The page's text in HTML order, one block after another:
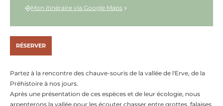
Partez à la rencontre des chauve-souris de la vallée de l'Erve, de la
Préhistoire à nos jours.
Après une présentation de ces espèces et de leur écologie, nous
arpenterons la vallée pour les écouter chasser entre grottes, falaises
Mon itinéraire via Google Maps
RÉSERVER